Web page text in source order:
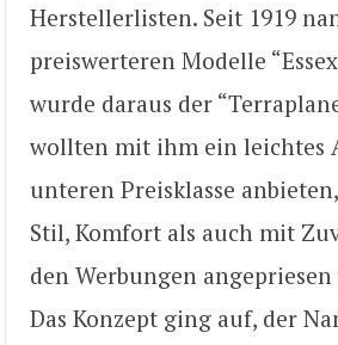
Herstellerlisten. Seit 1919
preiswerteren Modelle
wurde daraus der
wollten mit ihm ein leichtes
unteren Preisklasse
Stil, Komfort als auch mit
den Werbungen
Das Konzept ging auf, der